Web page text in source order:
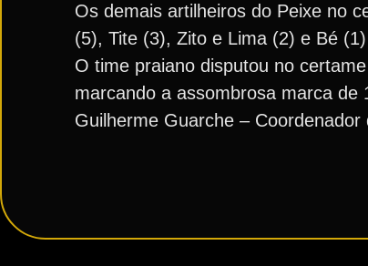
Os demais artilheiros do Peixe no
(5), Tite (3), Zito e Lima (2) e Bé
O time praiano disputou no
marcando a assombrosa marca de
Guilherme Guarche –